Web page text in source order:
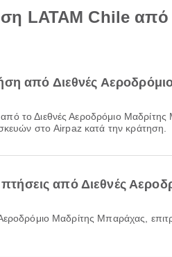
LATAM Chile
από Διεθνές
στο Airpaz κατά την κράτηση.
από Διεθνές